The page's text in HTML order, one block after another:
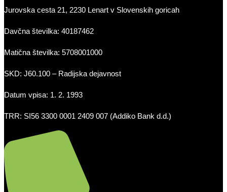
Jurovska cesta 21, 2230 Lenart v Slovenskih goricah
Davčna številka: 40187462
Matična številka: 5708001000
SKD: J60.100 – Radijska dejavnost
Datum vpisa: 1. 2. 1993
TRR: SI56 3300 0001 2409 007 (Addiko Bank d.d.)